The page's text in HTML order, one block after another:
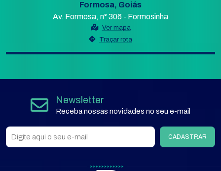
Formosa, Goiás
Av. Formosa, n° 306 - Formosinha
Ver mapa
Traçar rota
Newsletter
Receba nossas novidades no seu e-mail
CADASTRAR